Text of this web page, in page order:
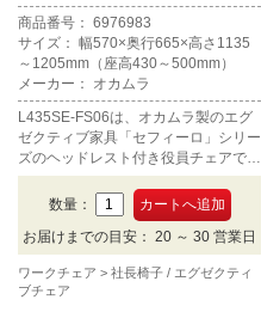
商品番号： 6976983
サイズ： 幅570×奥行665×高さ1135
～1205mm（座高430～500mm）
メーカー： オカムラ
L435SE-FS06は、オカムラ製のエグ
ゼクティブ家具「セフィーロ」シリー
ズのヘッドレスト付き役員チェアで
す。布張り、カラーはパープル。
数量：
お届けまでの目安： 20 ～ 30 営業日
ワークチェア
社長椅子 / エグゼクティ
ブチェア